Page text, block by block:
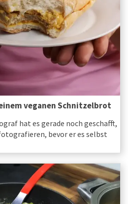
veganen Schnitzelbrot
hat es gerade noch geschafft,
bevor er es selbst